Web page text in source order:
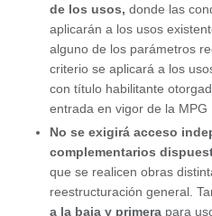
de los usos, donde las
aplicarán a los usos
alguno de los parámetros
criterio se aplicará a los
con título habilitante
entrada en vigor de la MPG
No se exigirá acceso
complementarios
que se realicen obras
reestructuración general.
a la baja y primera para